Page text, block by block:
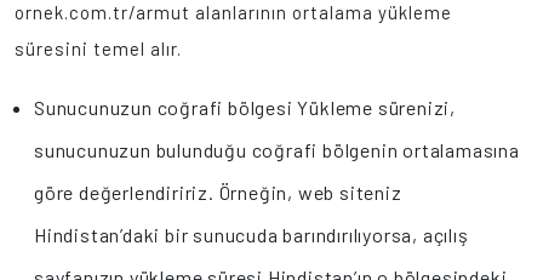
ornek.com.tr/armut alanlarının ortalama yükleme
süresini temel alır.
Sunucunuzun coğrafi bölgesi Yükleme sürenizi,
sunucunuzun bulunduğu coğrafi bölgenin ortalamasına
göre değerlendiririz. Örneğin, web siteniz
Hindistan’daki bir sunucuda barındırılıyorsa, açılış